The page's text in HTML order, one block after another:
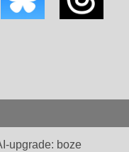
upgrade: boze